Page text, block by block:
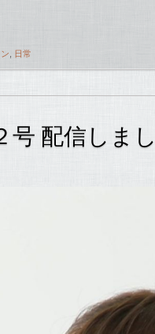
日常
号 配信しま